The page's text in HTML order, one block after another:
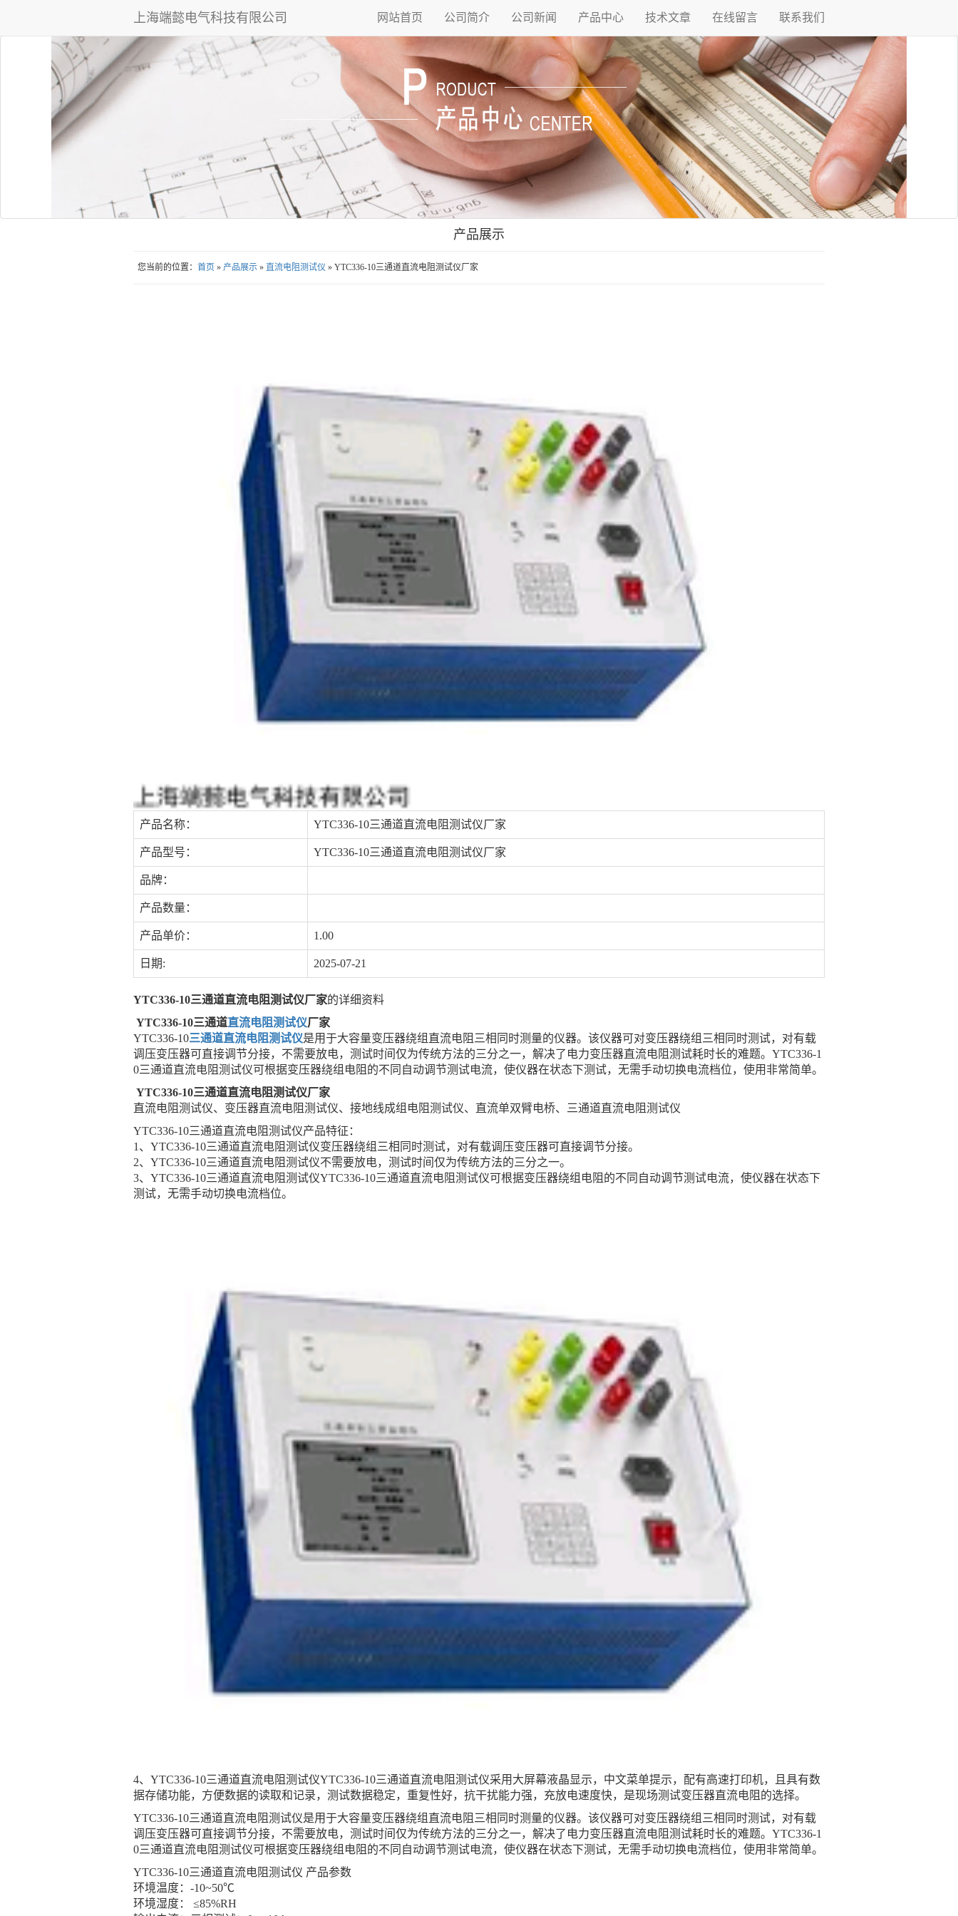
上海端懿电气科技有限公司 网站首页 公司简介 公司新闻 产品中心 技术文章 在线留言 联系我们
产品展示
您当前的位置： 首页 » 产品展示 » 直流电阻测试仪 » YTC336-10三通道直流电阻测试仪厂家
产品名称： YTC336-10三通道直流电阻测试仪厂家
产品型号： YTC336-10三通道直流电阻测试仪厂家
品牌：
产品数量：
产品单价： 1.00
日期: 2025-07-21
YTC336-10三通道直流电阻测试仪厂家的详细资料
YTC336-10三通道直流电阻测试仪厂家
YTC336-10三通道直流电阻测试仪是用于大容量变压器绕组直流电阻三相同时测量的仪器。该仪器可对变压器绕组三相同时测试，对有载
调压变压器可直接调节分接，不需要放电，测试时间仅为传统方法的三分之一，解决了电力变压器直流电阻测试耗时长的难题。YTC336-1
0三通道直流电阻测试仪可根据变压器绕组电阻的不同自动调节测试电流，使仪器在状态下测试，无需手动切换电流档位，使用非常简单。
YTC336-10三通道直流电阻测试仪厂家
直流电阻测试仪、变压器直流电阻测试仪、接地线成组电阻测试仪、直流单双臂电桥、三通道直流电阻测试仪
YTC336-10三通道直流电阻测试仪产品特征：
1、YTC336-10三通道直流电阻测试仪变压器绕组三相同时测试，对有载调压变压器可直接调节分接。
2、YTC336-10三通道直流电阻测试仪不需要放电，测试时间仅为传统方法的三分之一。
3、YTC336-10三通道直流电阻测试仪YTC336-10三通道直流电阻测试仪可根据变压器绕组电阻的不同自动调节测试电流，使仪器在状态下
测试，无需手动切换电流档位。
4、YTC336-10三通道直流电阻测试仪YTC336-10三通道直流电阻测试仪采用大屏幕液晶显示，中文菜单提示，配有高速打印机，且具有数
据存储功能，方便数据的读取和记录，测试数据稳定，重复性好，抗干扰能力强，充放电速度快，是现场测试变压器直流电阻的选择。
YTC336-10三通道直流电阻测试仪是用于大容量变压器绕组直流电阻三相同时测量的仪器。该仪器可对变压器绕组三相同时测试，对有载
调压变压器可直接调节分接，不需要放电，测试时间仅为传统方法的三分之一，解决了电力变压器直流电阻测试耗时长的难题。YTC336-1
0三通道直流电阻测试仪可根据变压器绕组电阻的不同自动调节测试电流，使仪器在状态下测试，无需手动切换电流档位，使用非常简单。
YTC336-10三通道直流电阻测试仪 产品参数
环境温度：-10~50℃
环境湿度： ≤85%RH